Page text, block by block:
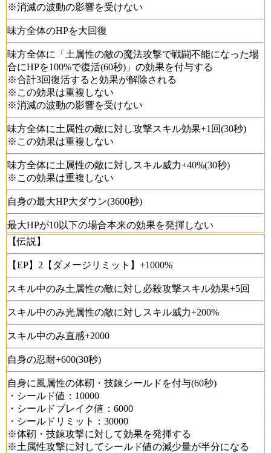
※消滅の波動の影響を受けない
味方全体のHPを大回復
味方全体に「土属性の敵の魔法攻撃で戦闘不能になった場
合にHPを100%で復活(60秒)」の効果を付与する
※合計3回復活すると効果が解除される
※この効果は重複しない
※消滅の波動の影響を受けない
味方全体に土属性の敵に対し攻撃スキル効果+1回(30秒)
※この効果は重複しない
味方全体に土属性の敵に対しスキル威力+40%(30秒)
※この効果は重複しない
自身の最大HP大ダウン(3600秒)
最大HPが10以下の場合本来の効果を発揮しない
【伝説】
【EP】2【ダメージリミット】+1000%
スキル中のみ土属性の敵に対し必殺攻撃スキル効果+5回
スキル中のみ光属性の敵に対しスキル威力+200%
スキル中のみ直感+2000
自身の忍耐+600(30秒)
自身に風属性の体靭・技錬シールドを付与(60秒)
・シールド値：10000
・シールドブレイク値：6000
・シールドリミット：30000
※体靭・技錬攻撃に対して効果を発揮する
※土属性攻撃に対してシールド値の減少量が半分になる